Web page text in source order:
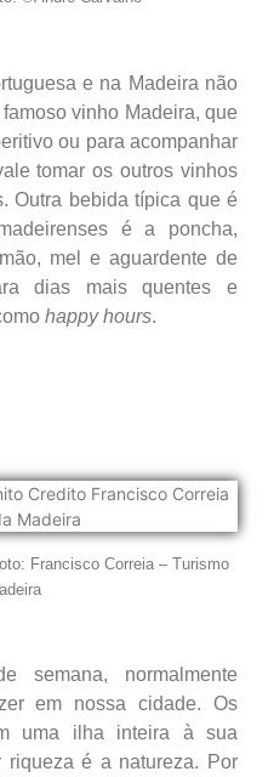
e na Madeira não
vinho Madeira, que
ou para acompanhar
tomar os outros vinhos
Outra bebida típica que é
é a poncha,
mel e aguardente de
dias mais quentes e
happy hours.
Francisco Correia – Turismo
semana, normalmente
em nossa cidade. Os
uma ilha inteira à sua
é a natureza. Por